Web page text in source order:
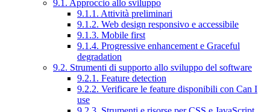
9.1. Approccio allo sviluppo
9.1.1. Attività preliminari
9.1.2. Web design responsivo e accessibile
9.1.3. Mobile first
9.1.4. Progressive enhancement e Graceful
degradation
9.2. Strumenti di supporto allo sviluppo del software
9.2.1. Feature detection
9.2.2. Verificare le feature disponibili con Can I
use